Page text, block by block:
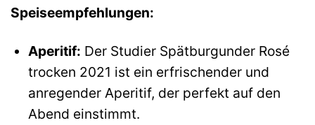
Speiseempfehlungen:
Aperitif: Der Studier Spätburgunder Rosé
trocken 2021 ist ein erfrischender und
anregender Aperitif, der perfekt auf den
Abend einstimmt.